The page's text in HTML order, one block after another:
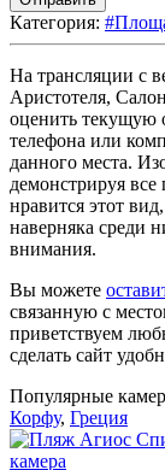
Категория:
На трансляции с
Аристотеля,
оценить текущую
телефона или
данного места.
демонстрируя
нравится этот
наверняка среди
внимания.
Вы можете
связанную с
приветствуем
сделать сайт
Популярные
Корфу, Греция